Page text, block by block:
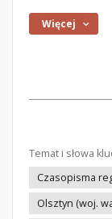
Więcej
Temat i słowa
Czasopisma
Olsztyn (woj.